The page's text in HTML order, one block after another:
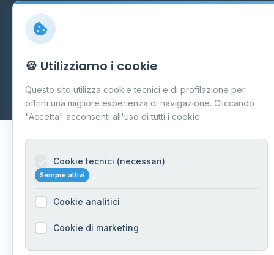
Carpi P.IVA 03859300364
Dati forniti daMinistero delle Imprese e del Made in Italy
Aggiornamento quotidiano
🍪 Utilizziamo i cookie
Questo sito utilizza cookie tecnici e di profilazione per
offrirti una migliore esperienza di navigazione. Cliccando
"Accetta" acconsenti all'uso di tutti i cookie.
Cookie tecnici (necessari)
Sempre attivi
Cookie analitici
Cookie di marketing